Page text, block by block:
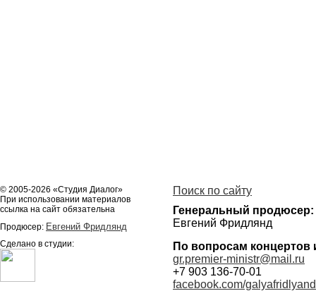
© 2005-2026 «Студия Диалог»
При использовании материалов
ссылка на сайт обязательна
Продюсер: Евгений Фридлянд
Сделано в студии:
Поиск по сайту
Генеральный продюсер:
Евгений Фридлянд
По вопросам концертов
gr.premier-ministr@mail.ru
+7 903 136-70-01
facebook.com/galyafridlyand